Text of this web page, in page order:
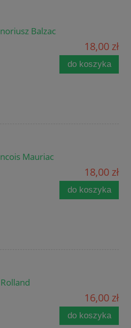
Balzac
18,00 zł
do koszyka
Mauriac
18,00 zł
do koszyka
16,00 zł
do koszyka